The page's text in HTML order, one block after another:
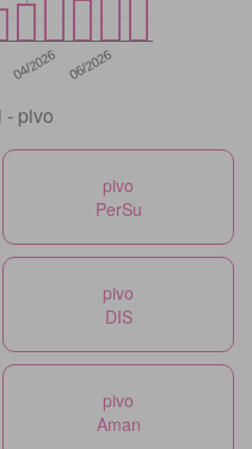
04/2026 06/2026
- pivo
pivo
PerSu
pivo
DIS
pivo
Aman